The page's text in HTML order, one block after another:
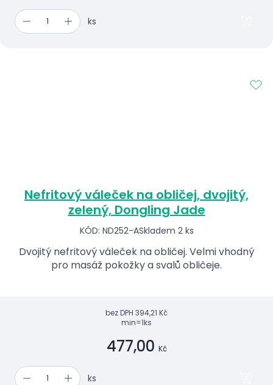
ks
Nefritový váleček na obličej, dvojitý,
zelený, Dongling Jade
KÓD: ND252-ASkladem 2 ks
Dvojitý nefritový váleček na obličej. Velmi vhodný
pro masáž pokožky a svalů obličeje.
bez DPH 394,21 Kč
min=1ks
477,00 Kč
ks